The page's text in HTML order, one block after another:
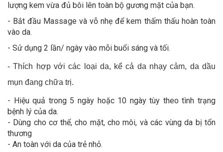
lượng kem vừa đủ bôi lên toàn bộ gương mặt của bạn.
- Bắt đầu Massage và vỗ nhẹ để kem thấm thấu hoàn toàn
vào da.
- Sử dụng 2 lần/ ngày vào mỗi buổi sáng và tối.
- Thích hợp với các loại da, kể cả da nhạy cảm, da dầu
mụn đang chữa trị.
- Hiệu quả trong 5 ngày hoặc 10 ngày tùy theo tình trạng
bệnh lý của da.
- Dùng cho cơ thể, cho mặt, cho môi, và các vùng da bị tổn
thương
- An toàn với da của trẻ nhỏ.